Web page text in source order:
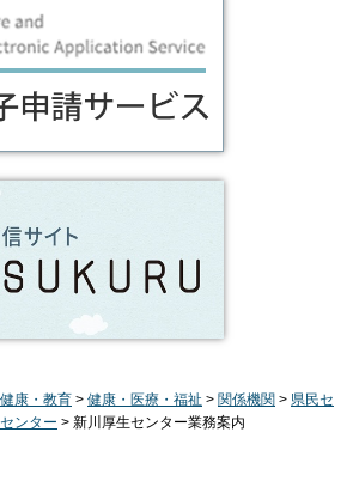
康・教育 > 健康・医療・福祉 > 関係機関 > 県民セ
ンター > 新川厚生センター業務案内